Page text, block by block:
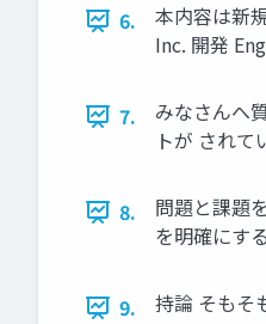
6.
本内容は新
Inc. 開発
7.
みなさんへ
トが され
8.
問題と課題
を明確にす
9. 持論 そもそ